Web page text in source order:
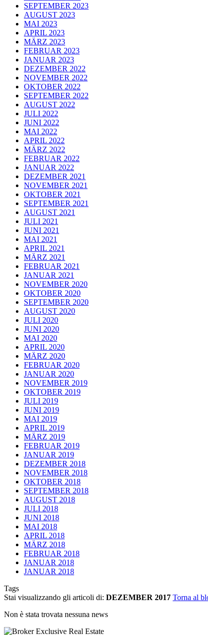
SEPTEMBER 2023
AUGUST 2023
MAI 2023
APRIL 2023
MÄRZ 2023
FEBRUAR 2023
JANUAR 2023
DEZEMBER 2022
NOVEMBER 2022
OKTOBER 2022
SEPTEMBER 2022
AUGUST 2022
JULI 2022
JUNI 2022
MAI 2022
APRIL 2022
MÄRZ 2022
FEBRUAR 2022
JANUAR 2022
DEZEMBER 2021
NOVEMBER 2021
OKTOBER 2021
SEPTEMBER 2021
AUGUST 2021
JULI 2021
JUNI 2021
MAI 2021
APRIL 2021
MÄRZ 2021
FEBRUAR 2021
JANUAR 2021
NOVEMBER 2020
OKTOBER 2020
SEPTEMBER 2020
AUGUST 2020
JULI 2020
JUNI 2020
MAI 2020
APRIL 2020
MÄRZ 2020
FEBRUAR 2020
JANUAR 2020
NOVEMBER 2019
OKTOBER 2019
JULI 2019
JUNI 2019
MAI 2019
APRIL 2019
MÄRZ 2019
FEBRUAR 2019
JANUAR 2019
DEZEMBER 2018
NOVEMBER 2018
OKTOBER 2018
SEPTEMBER 2018
AUGUST 2018
JULI 2018
JUNI 2018
MAI 2018
APRIL 2018
MÄRZ 2018
FEBRUAR 2018
JANUAR 2018
JANUAR 2018
Tags
Stai visualizzando gli articoli di: DEZEMBER 2017 Torna al
Non è stata trovata nessuna news